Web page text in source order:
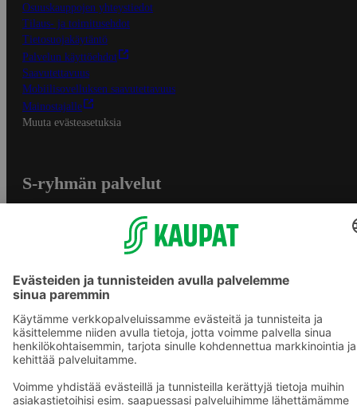
Osuuskauppojen yhteystiedot
Tilaus- ja toimitusehdot
Tietosuojakäytäntö
Palvelun käyttöehdot
Saavutettavuus
Mobiilisovelluksen saavutettavuus
Mainostajalle
Muuta evästeasetuksia
S-ryhmän palvelut
S-ostoslista -sovellus
Prisma.fi
Sokos.fi
S-Pankki
Yhteishyvä
Sokos Hotels
Raflaamo